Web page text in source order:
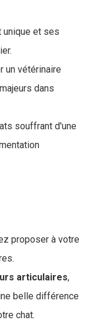
unique et ses
un vétérinaire
dans
souffrant d'une
proposer à votre
articulaires,
belle différence
chat.